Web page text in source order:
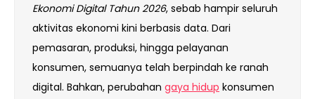
Ekonomi Digital Tahun 2026, sebab hampir seluruh
aktivitas ekonomi kini berbasis data. Dari
pemasaran, produksi, hingga pelayanan
konsumen, semuanya telah berpindah ke ranah
digital. Bahkan, perubahan gaya hidup konsumen